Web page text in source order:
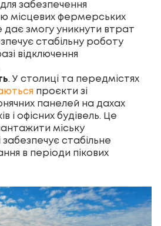
забезпечення
місцевих фермерських
дає змогу уникнути втрат
стабільну роботу
відключення
. У столиці та передмістях
проєкти зі
панелей на дахах
і офісних будівель. Це
міську
стабільне
в періоди пікових